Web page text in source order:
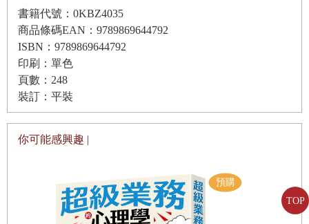
TOP
7.相對強弱
第三道濾網／更多證據／多空交戰的相對強弱守策／技術分析
之我見
8.公司經營面
檢驗公司經營面的方法／執行長異動／董事持股異動
9. 競爭優勢
形資產／投資報酬率／營業毛利
衡量企業財務實力
股，其上一年度的相對強弱指數（
下工夫檢查，確認沒有差錯，而且沒有尚未公諸於世的勁爆消息。
我的祖魯法則有部分是專注在成長股。我說過自己相當偏愛市值小的公
，就相當倒人胃口。若
年成長率，本益成長比（price earnings growth, PEG ）便是賞
；但同樣的本益比搭配5%年成長率，本益成長比則變成大
書籍代號：0KBZ4035
商品條碼EAN：9789869644792
ISBN：9789869644792
印刷：單色
頁數：248
裝訂：平裝
你可能感興趣 |